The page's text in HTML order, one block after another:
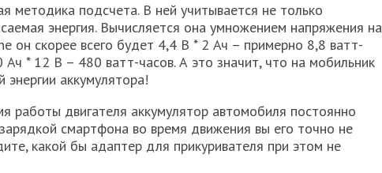
методика подсчета. В ней учитывается не только
энергия. Вычисляется она умножением напряжения на
он скорее всего будет 4,4 В * 2 Ач – примерно 8,8 ватт-
Ач * 12 В – 480 ватт-часов. А это значит, что на мобильник
аккумулятора!
работы двигателя аккумулятор автомобиля постоянно
смартфона во время движения вы его точно не
какой бы адаптер для прикуривателя при этом не